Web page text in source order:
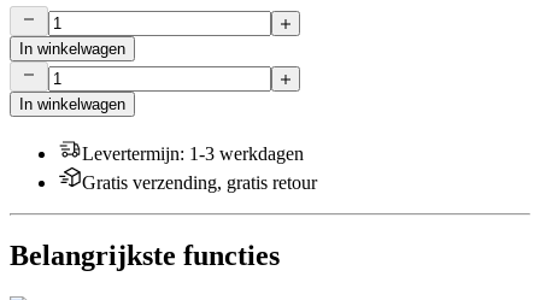
In winkelwagen
In winkelwagen
Levertermijn: 1-3 werkdagen
Gratis verzending, gratis retour
Belangrijkste functies